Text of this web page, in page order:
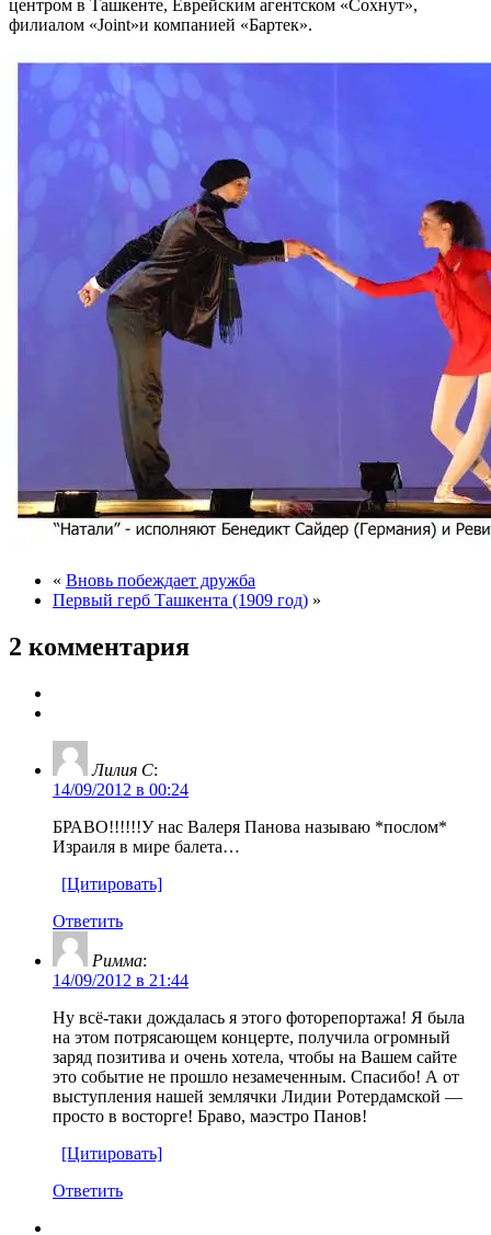
центром в Ташкенте, Еврейским агентском «Сохнут»,
филиалом «Joint»и компанией «Бартек».
« Вновь побеждает дружба
Первый герб Ташкента (1909 год) »
2 комментария
Лилия С:
14/09/2012 в 00:24
БРАВО!!!!!!У нас Валеря Панова называю *послом*
Израиля в мире балета…
[Цитировать]
Ответить
Римма:
14/09/2012 в 21:44
Ну всё-таки дождалась я этого фоторепортажа! Я была
на этом потрясающем концерте, получила огромный
заряд позитива и очень хотела, чтобы на Вашем сайте
это событие не прошло незамеченным. Спасибо! А от
выступления нашей землячки Лидии Ротердамской —
просто в восторге! Браво, маэстро Панов!
[Цитировать]
Ответить